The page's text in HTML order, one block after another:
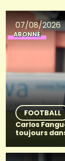
07/08/2026
ABONNÉ
FOOTBALL
Carlos
toujours